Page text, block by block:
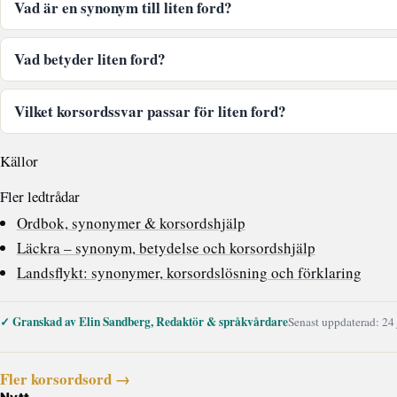
Vad är en synonym till liten ford?
Vad betyder liten ford?
Vilket korsordssvar passar för liten ford?
Källor
Fler ledtrådar
Ordbok, synonymer & korsordshjälp
Läckra – synonym, betydelse och korsordshjälp
Landsflykt: synonymer, korsordslösning och förklaring
✓ Granskad av Elin Sandberg, Redaktör & språkvårdareSenast uppdaterad:
Fler korsordsord →